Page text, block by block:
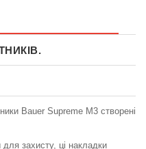
Bauer Supreme M3 створені
захисту, ці накладки